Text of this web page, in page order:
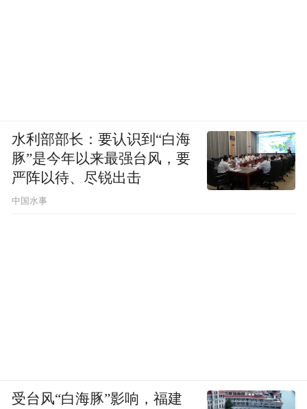
水利部部长：要认识到“白海
豚”是今年以来最强台风，要
严阵以待、尽锐出击
中国水事
受台风“白海豚”影响，福建